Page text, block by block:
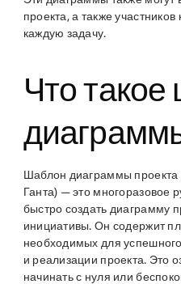
проекта, а также
каждую задачу.
Что
Шаблон диаграммы
Ганта) — это многоразовое
быстро создать диаграмму
инициативы. Он содержит
необходимых для
и реализации проекта. Это
начинать с нуля или